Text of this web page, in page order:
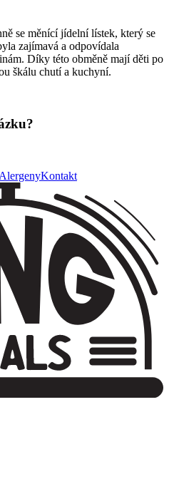
se měnící jídelní lístek, který se
zajímavá a odpovídala
Díky této obměně mají děti po
škálu chutí a kuchyní.
AlergenyKontakt